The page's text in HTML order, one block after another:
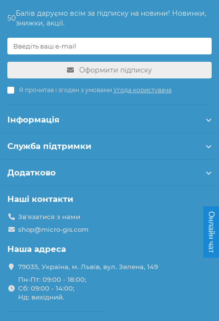
50
Балів даруємо всім за підписку на новини! Новинки,
знижки, акції.
Оформити підписку
Я прочитав і згоден з умовами Угода користувача
Інформація
Служба підтримки
Додатково
Наші контакти
Зв'язатися з нами
shop@micro-gis.com
Наша адреса
79035, Україна, м. Львів, вул. Зелена, 149
Пн-Пт: 09:00 - 18:00;
Сб: 09:00 - 14:00;
Нд: вихідний.
Онлайн чат